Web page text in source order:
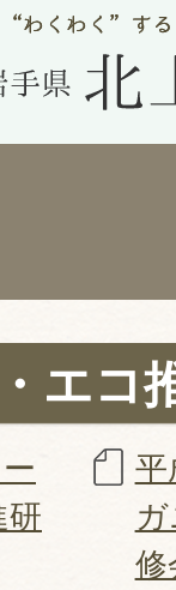
エコ
研
平
修